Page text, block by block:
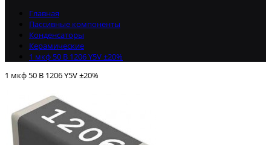
Главная
Пассивные компоненты
Конденсаторы
Керамические
1 мкф 50 В 1206 Y5V ±20%
1 мкф 50 В 1206 Y5V ±20%